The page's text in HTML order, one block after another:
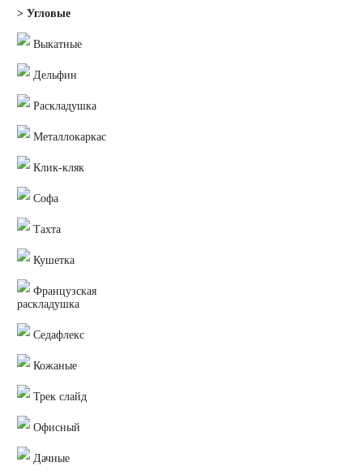
> Угловые
Выкатные
Дельфин
Раскладушка
Металлокаркас
Клик-кляк
Софа
Тахта
Кушетка
Французская
раскладушка
Седафлекс
Кожаные
Трек слайд
Офисный
Дачные